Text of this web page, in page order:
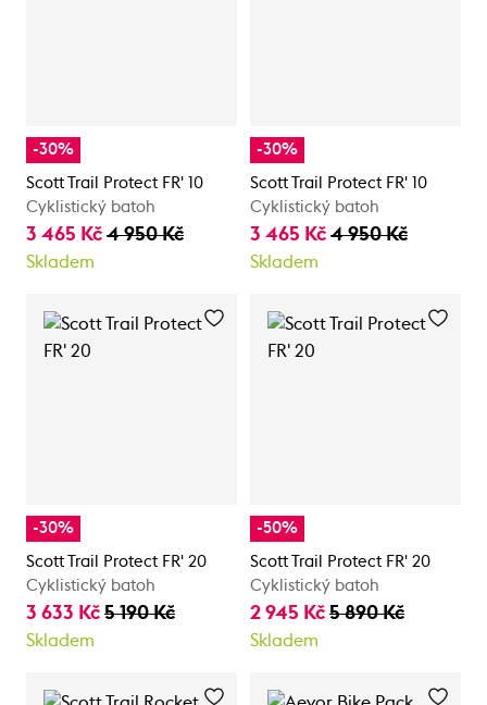
-30%
Scott Trail Protect FR' 10
Cyklistický batoh
3 465 Kč 4 950 Kč
Skladem
-30%
Scott Trail Protect FR' 10
Cyklistický batoh
3 465 Kč 4 950 Kč
Skladem
-30%
Scott Trail Protect FR' 20
Cyklistický batoh
3 633 Kč 5 190 Kč
Skladem
-50%
Scott Trail Protect FR' 20
Cyklistický batoh
2 945 Kč 5 890 Kč
Skladem